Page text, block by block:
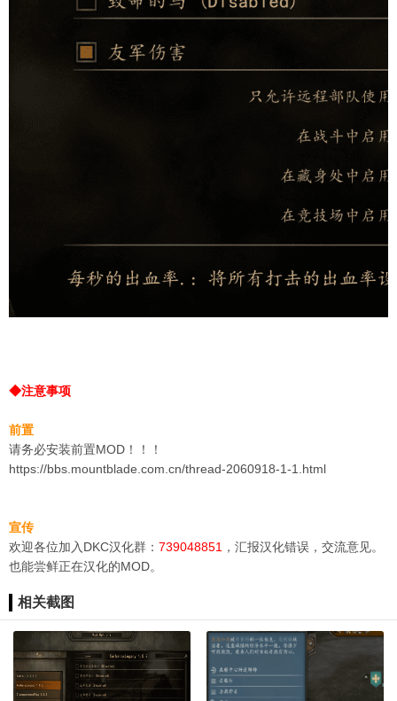
◆注意事项
前置
请务必安装前置MOD！！！
https://bbs.mountblade.com.cn/thread-2060918-1-1.html
宣传
欢迎各位加入DKC汉化群： 739048851 ，汇报汉化错误，交流意见。
也能尝鲜正在汉化的MOD。
相关截图